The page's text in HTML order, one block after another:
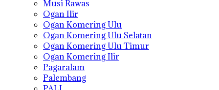
Musi Rawas
Ogan Ilir
Ogan Komering Ulu
Ogan Komering Ulu Selatan
Ogan Komering Ulu Timur
Ogan Komering Ilir
Pagaralam
Palembang